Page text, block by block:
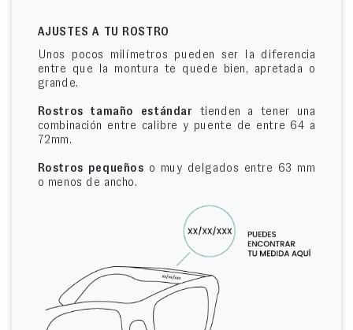
AJUSTES A TU ROSTRO
Unos pocos milímetros pueden ser la diferencia
entre que la montura te quede bien, apretada o
grande.
Rostros tamaño estándar tienden a tener una
combinación entre calibre y puente de entre 64 a
72mm.
Rostros pequeños o muy delgados entre 63 mm
o menos de ancho.